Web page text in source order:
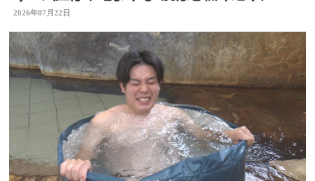
涼しい風も 大分
2026年07月22日